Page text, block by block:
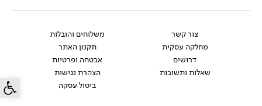
פתח
צור קשר
מחלקה עסקית
דרושים
שאלות ותשובות
משלוחים והובלות
תקנון האתר
אבטחה ופרטיות
הצהרת נגישות
ביטול עסקה